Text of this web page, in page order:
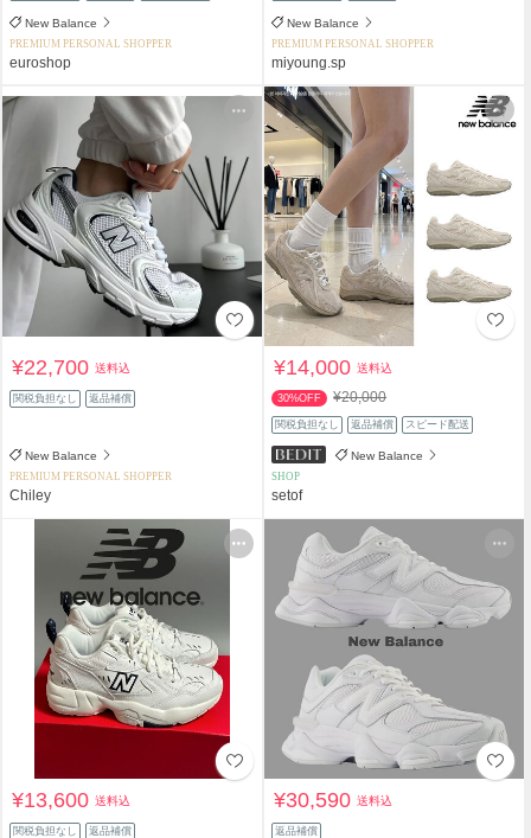
New Balance
PREMIUM PERSONAL SHOPPER
euroshop
New Balance
PREMIUM PERSONAL SHOPPER
miyoung.sp
¥22,700送料込
関税負担なし 返品補償
New Balance
PREMIUM PERSONAL SHOPPER
Chiley
¥14,000送料込
30%OFF ¥20,000
関税負担なし 返品補償 スピード配送
New Balance
SHOP
setof
¥13,600送料込
関税負担なし 返品補償
¥30,590送料込
返品補償